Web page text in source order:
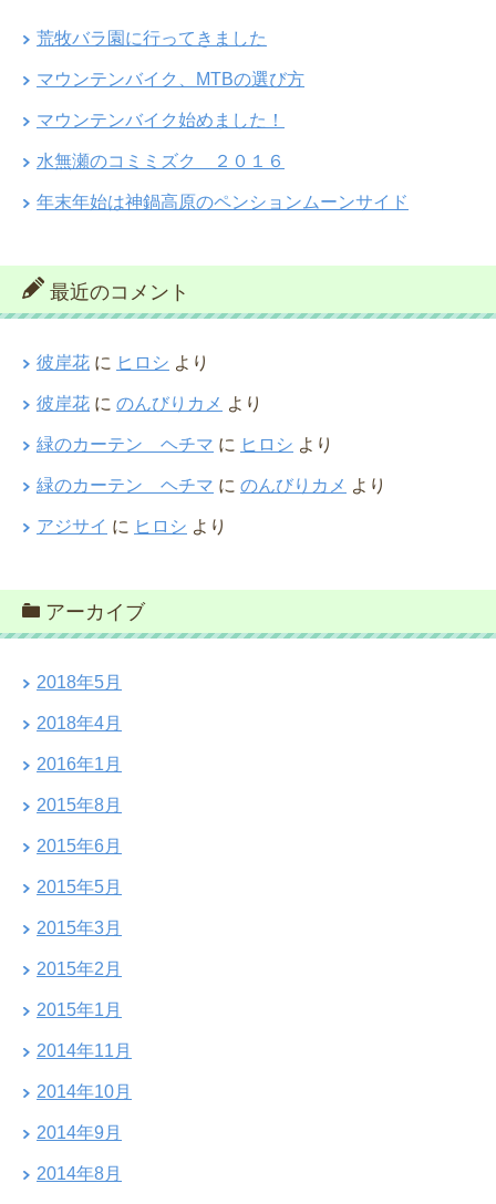
荒牧バラ園に行ってきました
マウンテンバイク、MTBの選び方
マウンテンバイク始めました！
水無瀬のコミミズク ２０１６
年末年始は神鍋高原のペンションムーンサイド
最近のコメント
彼岸花 に ヒロシ より
彼岸花 に のんびりカメ より
緑のカーテン ヘチマ に ヒロシ より
緑のカーテン ヘチマ に のんびりカメ より
アジサイ に ヒロシ より
アーカイブ
2018年5月
2018年4月
2016年1月
2015年8月
2015年6月
2015年5月
2015年3月
2015年2月
2015年1月
2014年11月
2014年10月
2014年9月
2014年8月